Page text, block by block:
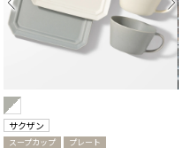
サクザン
スープカップ プレート